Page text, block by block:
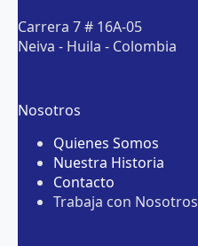
Carrera 7 # 16A-05
Neiva - Huila - Colombia
Nosotros
Quienes Somos
Nuestra Historia
Contacto
Trabaja con Nosotros